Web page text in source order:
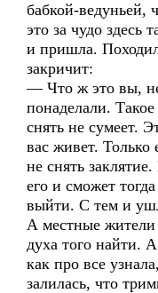
бабкой-ведуньей,
это за чудо здесь
и пришла.
закричит:
— Что ж это вы,
понаделали. Такое
снять не сумеет.
вас живет. Только
не снять
его и сможет
выйти. С тем и
А местные жители
духа того найти.
как про все
залилась, что